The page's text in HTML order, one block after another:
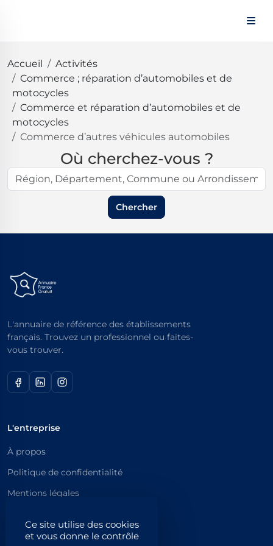
Ce site utilise des cookies
et vous donne le contrôle
Accueil
Activités
Commerce ; réparation d’automobiles et de
motocycles
Commerce et réparation d’automobiles et de
motocycles
Commerce d’autres véhicules automobiles
Où cherchez-vous ?
Chercher
L'annuaire de référence des établissements
français. Trouvez un professionnel ou faites-
vous trouver.
L'entreprise
À propos
Politique de confidentialité
Mentions légales
Catégories principales